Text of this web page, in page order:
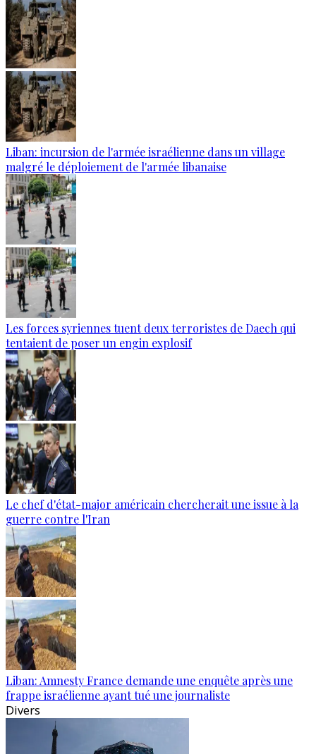
Liban: incursion de l'armée israélienne dans un village
malgré le déploiement de l'armée libanaise
Les forces syriennes tuent deux terroristes de Daech qui
tentaient de poser un engin explosif
Le chef d'état-major américain chercherait une issue à la
guerre contre l'Iran
Liban: Amnesty France demande une enquête après une
frappe israélienne ayant tué une journaliste
Divers